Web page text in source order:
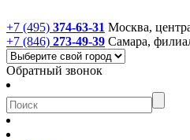
+7 (495) 374-63-31 Москва,
+7 (846) 273-49-39 Самара,
Обратный звонок